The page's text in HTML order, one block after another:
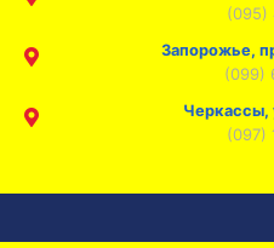
(095)
Запорожье,
(099)
Черкассы,
(097)